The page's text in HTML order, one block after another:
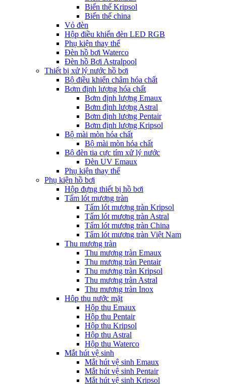
Biến thế Kripsol
Biến thế china
Vỏ đèn
Hộp điều khiển đèn LED RGB
Phụ kiện thay thế
Đèn hồ bơi Waterco
Đèn hồ Bơi Astralpool
Thiết bị xử lý nước hồ bơi
Bộ điều khiển châm hóa chất
Bơm định lượng hóa chất
Bơm định lượng Emaux
Bơm định lượng Astral
Bơm định lượng Pentair
Bơm định lượng Kripsol
Bộ mài mòn hóa chất
Bộ mài mòn hóa chất
Bộ đèn tia cực tím xử lý nước
Đèn UV Emaux
Phụ kiện thay thế
Phụ kiện hồ bơi
Hộp đựng thiết bị hồ bơi
Tấm lót mương tràn
Tấm lót mương tràn Kripsol
Tấm lót mương tràn Astral
Tấm lót mương tràn China
Tấm lót mương tràn Việt Nam
Thu mương tràn
Thu mương tràn Emaux
Thu mương tràn Pentair
Thu mương tràn Kripsol
Thu mương tràn Astral
Thu mương tràn Inox
Hôp thu nước mặt
Hộp thu Emaux
Hộp thu Pentair
Hộp thu Kripsol
Hộp thu Astral
Hộp thu Waterco
Mắt hút vệ sinh
Mắt hút vệ sinh Emaux
Mắt hút vệ sinh Pentair
Mắt hút vệ sinh Kripsol